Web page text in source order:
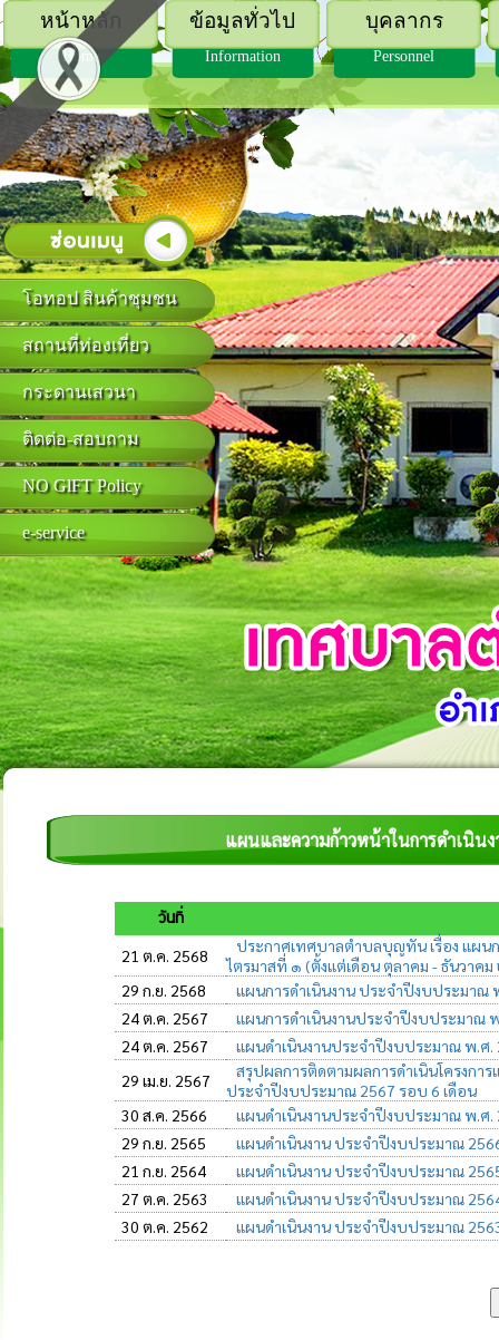
โอทอป สินค้าชุมชน
สถานที่ท่องเที่ยว
กระดานเสวนา
ติดต่อ-สอบถาม
NO GlFT Policy
e-service
หน้าหลัก
Home
ข้อมูลทั่วไป
Information
บุคลากร
Personnel
แผนและความก้าวหน้าในการดำเนิน
วันที่
21 ต.ค. 2568
ประกาศเทศบาลตำบลบุญทัน เรื่อง แผน
ไตรมาสที่ ๑ (ตั้งแต่เดือน ตุลาคม - ธันวาค
29 ก.ย. 2568
แผนการดำเนินงาน ประจำปีงบประมาณ
24 ต.ค. 2567
แผนการดำเนินงานประจำปีงบประมาณ
24 ต.ค. 2567
แผนดำเนินงานประจำปีงบประมาณ พ.ศ.
29 เม.ย. 2567
สรุปผลการติดตามผลการดำเนินโครงก
ประจำปีงบประมาณ 2567 รอบ 6 เดือน
30 ส.ค. 2566
แผนดำเนินงานประจำปีงบประมาณ พ.ศ.
29 ก.ย. 2565
แผนดำเนินงาน ประจำปีงบประมาณ
21 ก.ย. 2564
แผนดำเนินงาน ประจำปีงบประมาณ
27 ต.ค. 2563
แผนดำเนินงาน ประจำปีงบประมาณ
30 ต.ค. 2562
แผนดำเนินงาน ประจำปีงบประมาณ